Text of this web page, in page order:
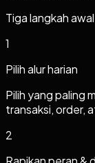
Tiga langkah awal
1
Pilih alur harian
Pilih yang paling
transaksi, order,
2